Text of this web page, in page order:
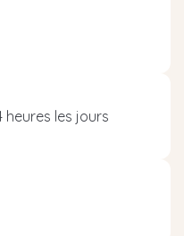
heures les jours